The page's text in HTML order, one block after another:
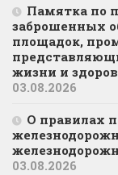
Памятка по
заброшенных
площадок,
жизни и
03.08.2026
О правилах
03.08.2026